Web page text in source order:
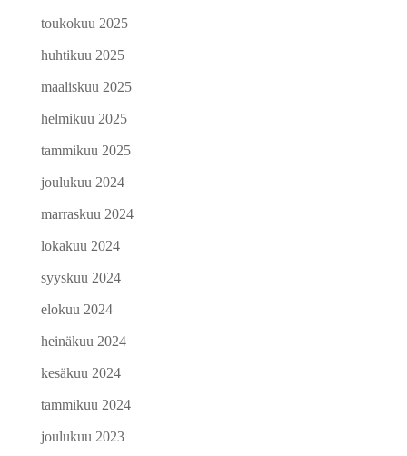
toukokuu 2025
huhtikuu 2025
maaliskuu 2025
helmikuu 2025
tammikuu 2025
joulukuu 2024
marraskuu 2024
lokakuu 2024
syyskuu 2024
elokuu 2024
heinäkuu 2024
kesäkuu 2024
tammikuu 2024
joulukuu 2023